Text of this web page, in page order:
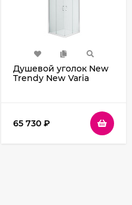
Душевой уголок New
Trendy New Varia
65 730 ₽